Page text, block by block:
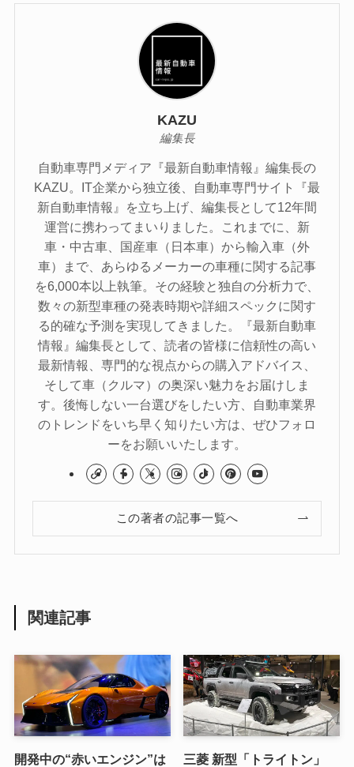
KAZU
編集長
自動車専門メディア『最新自動車情報』編集長の
KAZU。IT企業から独立後、自動車専門サイト『最
新自動車情報』を立ち上げ、編集長として12年間
運営に携わってまいりました。これまでに、新
車・中古車、国産車（日本車）から輸入車（外
車）まで、あらゆるメーカーの車種に関する記事
を6,000本以上執筆。その経験と独自の分析力で、
数々の新型車種の発表時期や詳細スペックに関す
る的確な予測を実現してきました。『最新自動車
情報』編集長として、読者の皆様に信頼性の高い
最新情報、専門的な視点からの購入アドバイス、
そして車（クルマ）の奥深い魅力をお届けしま
す。後悔しない一台選びをしたい方、自動車業界
のトレンドをいち早く知りたい方は、ぜひフォロ
ーをお願いいたします。
この著者の記事一覧へ
関連記事
開発中の“赤いエンジン”は
三菱 新型「トライトン」